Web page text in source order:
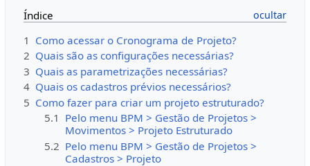
Índice
1 Como acessar o Cronograma de Projeto?
2 Quais são as configurações necessárias?
3 Quais as parametrizações necessárias?
4 Quais os cadastros prévios necessários?
5 Como fazer para criar um projeto estruturado?
5.1 Pelo menu BPM > Gestão de Projetos >
Movimentos > Projeto Estruturado
5.2 Pelo menu BPM > Gestão de Projetos >
Cadastros > Projeto